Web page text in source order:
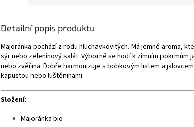
Detailní popis produktu
Majoránka pochází z rodu hluchavkovitých. Má jemné aroma,
sýr nebo zeleninový salát. Výborně se hodí k zimním pokrmům
nebo zvěřina. Dobře harmonizuje s bobkovým listem a
kapustou nebo luštěninami.
Složení:
Majoránka bio